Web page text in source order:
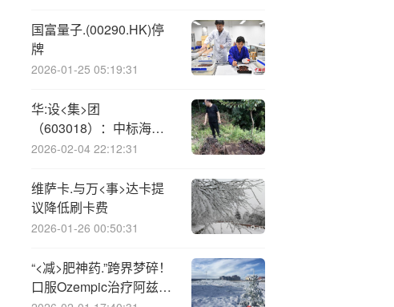
国富量子.(00290.HK)停
牌
2026-01-25 05:19:31
华:设<集>团
（603018）：中标海口
市交投建设开发有限公司
296.31万元
2026-02-04 22:12:31
维萨卡.与万<事>达卡提
议降低刷卡费
2026-01-26 00:50:31
“<减>肥神药.”跨界梦碎！
口服Ozempic治疗阿兹海